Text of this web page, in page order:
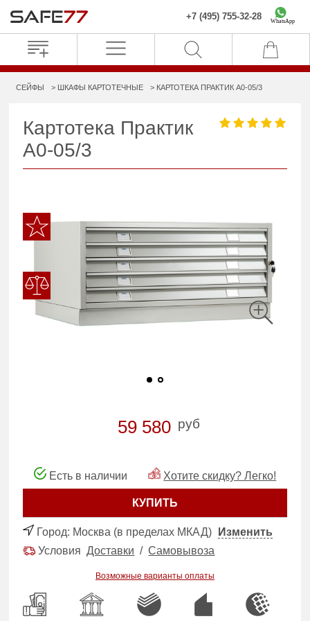
+7 (495) 755-32-28 WhatsApp
СЕЙФЫ ШКАФЫ КАРТОТЕЧНЫЕ КАРТОТЕКА ПРАКТИК A0-05/3
Картотека Практик
A0-05/3
59 580 руб
Есть в наличии Хотите скидку? Легко!
КУПИТЬ
Город: Москва (в пределах МКАД)
Изменить
УсловияДоставки /Самовывоза
Возможные варианты оплаты